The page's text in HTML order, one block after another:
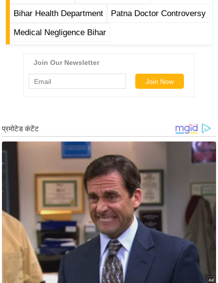
a
k
ला
टे
क्नॉ
लॉ
जी
Bihar Health Department Patna Doctor Controversy
Medical Negligence Bihar